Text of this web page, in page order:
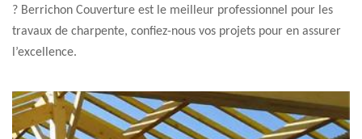
? Berrichon Couverture est le meilleur professionnel pour les
travaux de charpente, confiez-nous vos projets pour en assurer
l’excellence.